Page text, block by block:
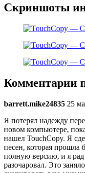
Скриншоты
Комментарии
barrett.mike24835 25
Я потерял надежду
новом компьютере,
нашел TouchCopy. Я
песен, которая прошла
полную версию, и я
разочаровал. Это